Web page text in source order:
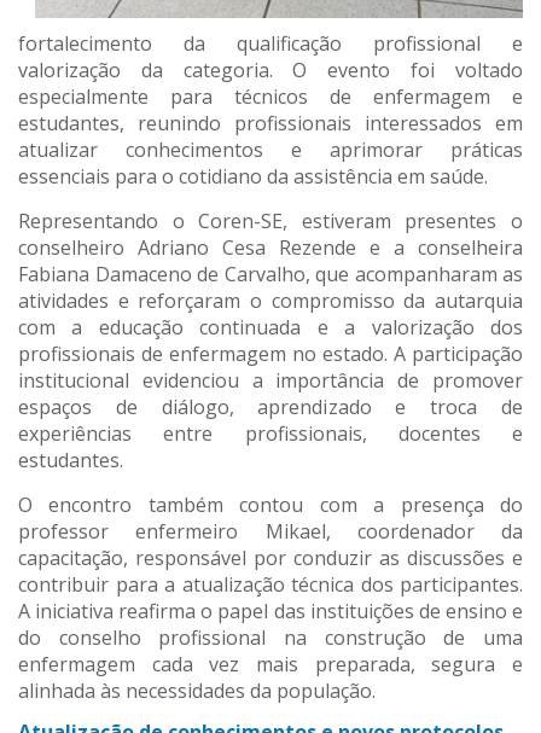
fortalecimento da qualificação profissional e
valorização da categoria. O evento foi voltado
especialmente para técnicos de enfermagem e
estudantes, reunindo profissionais interessados em
atualizar conhecimentos e aprimorar práticas
essenciais para o cotidiano da assistência em saúde.
Representando o Coren-SE, estiveram presentes o
conselheiro Adriano Cesa Rezende e a conselheira
Fabiana Damaceno de Carvalho, que acompanharam as
atividades e reforçaram o compromisso da autarquia
com a educação continuada e a valorização dos
profissionais de enfermagem no estado. A participação
institucional evidenciou a importância de promover
espaços de diálogo, aprendizado e troca de
experiências entre profissionais, docentes e
estudantes.
O encontro também contou com a presença do
professor enfermeiro Mikael, coordenador da
capacitação, responsável por conduzir as discussões e
contribuir para a atualização técnica dos participantes.
A iniciativa reafirma o papel das instituições de ensino e
do conselho profissional na construção de uma
enfermagem cada vez mais preparada, segura e
alinhada às necessidades da população.